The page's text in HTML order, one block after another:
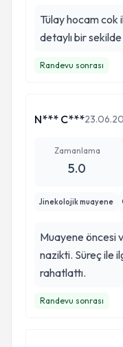
Tülay hocam cok
detaylı bir
Randevu sonrası
N*** C***
Zamanlama
5.0
Jinekolojik muayene
Muayene öncesi
nazikti. Süreç ile
rahatlattı.
Randevu sonrası